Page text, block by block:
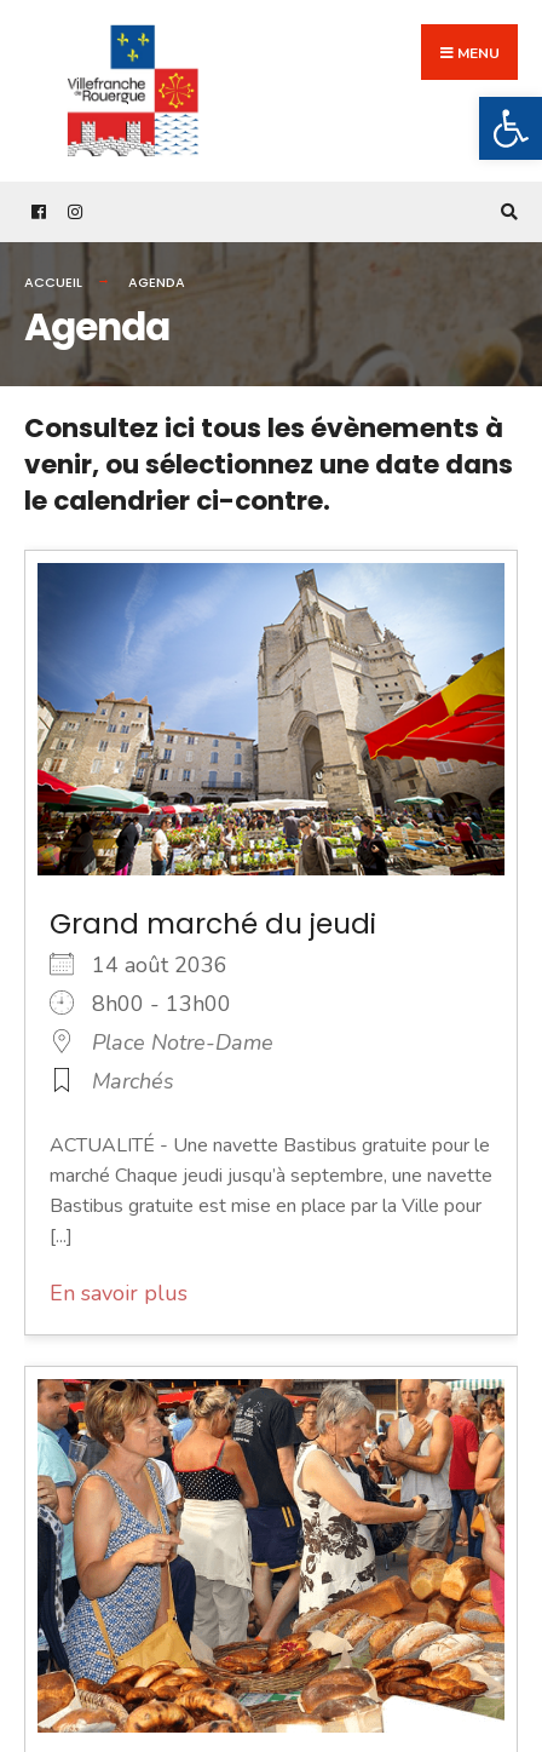
content
MENU
ACCUEIL AGENDA
Agenda
Consultez ici tous les évènements à
venir,ou sélectionnez une date dans
le calendrier ci-contre.
Grand marché du jeudi
14 août 2036
8h00 - 13h00
Place Notre-Dame
Marchés
ACTUALITÉ - Une navette Bastibus gratuite pour le
marché Chaque jeudi jusqu’à septembre, une navette
Bastibus gratuite est mise en place par la Ville pour
[...]
En savoir plus